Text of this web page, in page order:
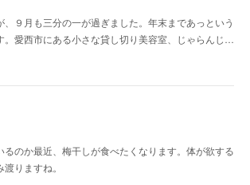
９月も三分の一が過ぎました。年末まであっという
。愛西市にある小さな貸し切り美容室、じゃらんじ…
るのか最近、梅干しが食べたくなります。体が欲する
りますね。